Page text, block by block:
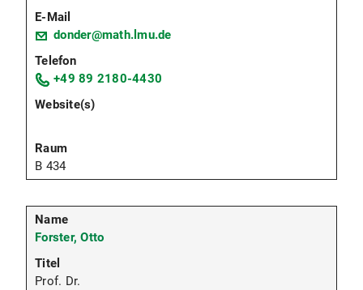
donder@math.lmu.de
+49 89 2180-4430
B 434
Forster, Otto
Prof. Dr.